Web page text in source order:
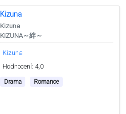
Kizuna
Kizuna
KIZUNA～絆～
Kizuna
Hodnocení: 4,0
Drama Romance